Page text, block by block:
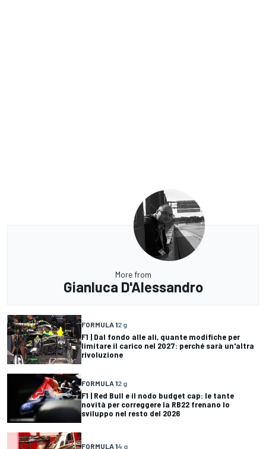
More from
Gianluca D'Alessandro
FORMULA 12 g
F1 | Dal fondo alle ali, quante modifiche per
limitare il carico nel 2027: perché sarà un'altra
rivoluzione
FORMULA 12 g
F1 | Red Bull e il nodo budget cap: le tante
novità per correggere la RB22 frenano lo
sviluppo nel resto del 2026
FORMULA 14 g